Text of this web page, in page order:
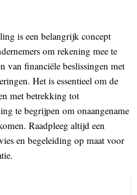
is een belangrijk concept
om rekening mee te
van financiële beslissingen met
Het is essentieel om de
met betrekking tot
te begrijpen om onaangename
Raadpleeg altijd een
en begeleiding op maat voor